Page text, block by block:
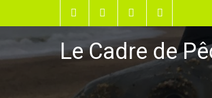
Le Cadre de